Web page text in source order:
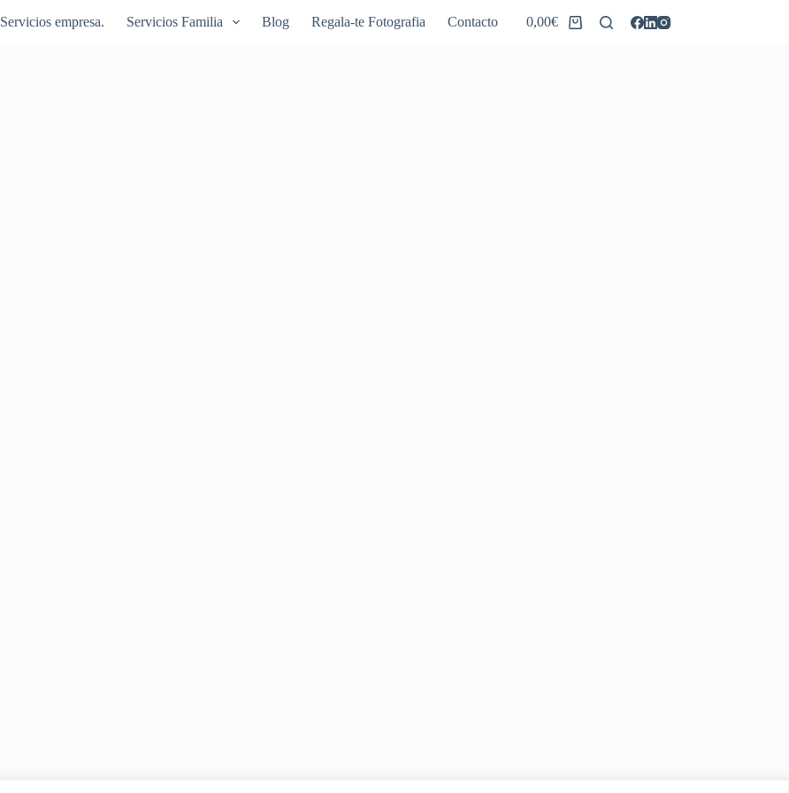
Servicios empresa. Servicios Familia Blog Regala-te Fotografia Contacto
Carro
0,00€